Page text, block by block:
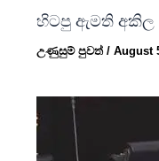
හිටපු ඇමති අකිල
උණුසුම් පුවත්/August